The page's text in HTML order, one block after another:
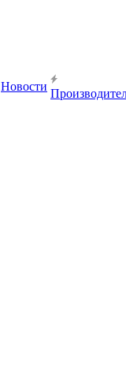
Новости